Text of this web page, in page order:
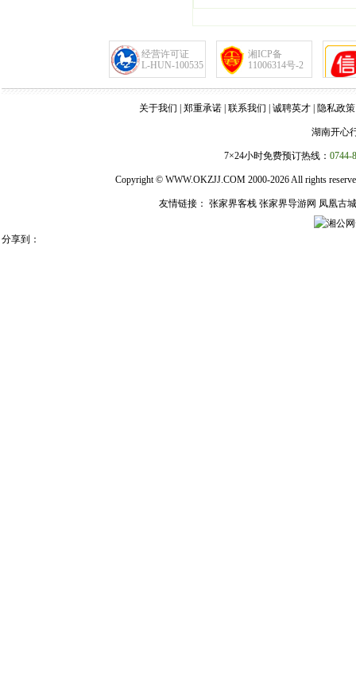
经营许可证
L-HUN-100535
湘ICP备
11006314号-2
关于我们 郑重承诺 联系我们 诚聘英才 隐私政策
湖南开心
7×24小时免费预订热线： 0744-
Copyright © WWW.OKZJJ.COM 2000-2026 All rights
友情链接： 张家界客栈 张家界导游网 凤凰古
湘公网
分享到：